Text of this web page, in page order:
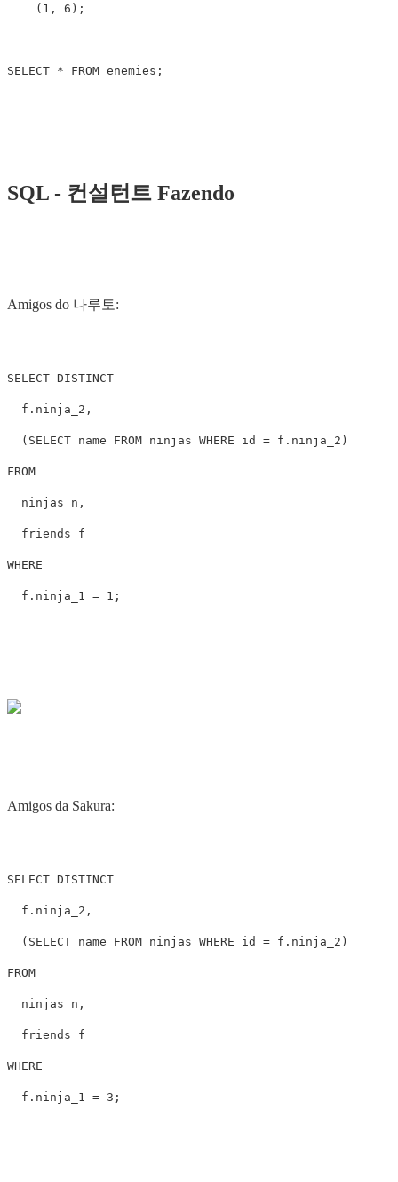
( 1 , 6 );
SELECT * FROM enemies ;
SQL - 컨설턴트 Fazendo
Amigos do 나루토:
SELECT DISTINCT
f . ninja_2 ,
( SELECT name FROM ninjas WHERE id = f . ninja_2 )
FROM
ninjas n ,
friends f
WHERE
f . ninja_1 = 1 ;
Amigos da Sakura:
SELECT DISTINCT
f . ninja_2 ,
( SELECT name FROM ninjas WHERE id = f . ninja_2 )
FROM
ninjas n ,
friends f
WHERE
f . ninja_1 = 3 ;